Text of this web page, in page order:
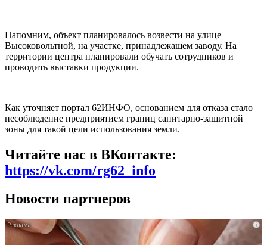
Напомним, объект планировалось возвести на улице
Высоковольтной, на участке, принадлежащем заводу. На
территории центра планировали обучать сотрудников и
проводить выставки продукции.
Как уточняет портал 62ИНФО, основанием для отказа стало
несоблюдение предприятием границ санитарно-защитной
зоны для такой цели использования земли.
Читайте нас в ВКонтакте:
https://vk.com/rg62_info
Новости партнеров
i